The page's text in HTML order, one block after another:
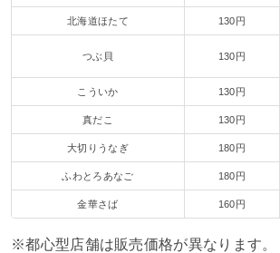
北海道ほたて 130円
つぶ貝 130円
こういか 130円
真だこ 130円
大切りうなぎ 180円
ふわとろあなご 180円
金華さば 160円
※都心型店舗は販売価格が異なります。